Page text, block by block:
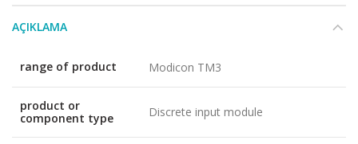
AÇIKLAMA
range of product Modicon TM3
product or
component type
Discrete input module